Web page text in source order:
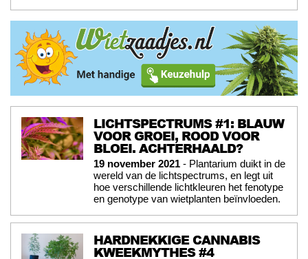
LICHTSPECTRUMS #1: BLAUW
VOOR GROEI, ROOD VOOR
BLOEI. ACHTERHAALD?
19 november 2021 - Plantarium duikt in de
wereld van de lichtspectrums, en legt uit
hoe verschillende lichtkleuren het fenotype
en genotype van wietplanten beïnvloeden.
HARDNEKKIGE CANNABIS
KWEEKMYTHES #4